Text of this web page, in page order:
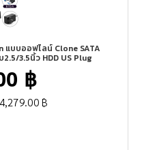
แบบออฟไลน์ Clone SATA
3.5นิ้ว HDD US Plug
฿
4,279.00 ฿